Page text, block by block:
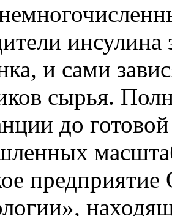
и сами
сырья.
до